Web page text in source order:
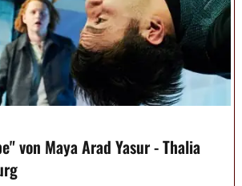
von Maya Arad Yasur - Thalia